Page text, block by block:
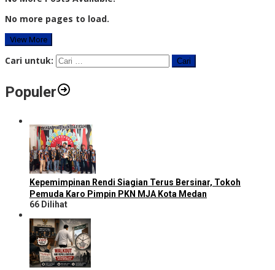
No more pages to load.
View More
Cari untuk:
Populer
Kepemimpinan Rendi Siagian Terus Bersinar, Tokoh
Pemuda Karo Pimpin PKN MJA Kota Medan
66 Dilihat